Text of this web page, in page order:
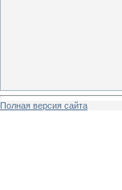
Полная версия сайта